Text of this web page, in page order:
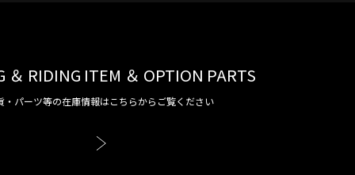
＆ RIDING ITEM ＆ OPTION PARTS
・パーツ等の在庫情報はこちらからご覧ください